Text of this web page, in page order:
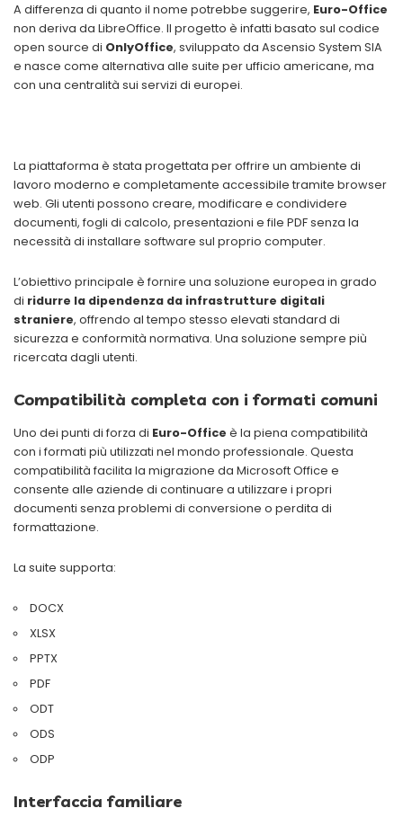
A differenza di quanto il nome potrebbe suggerire, Euro-Office
non deriva da LibreOffice. Il progetto è infatti basato sul codice
open source di OnlyOffice, sviluppato da Ascensio System SIA
e nasce come alternativa alle suite per ufficio americane, ma
con una centralità sui servizi di europei.
La piattaforma è stata progettata per offrire un ambiente di
lavoro moderno e completamente accessibile tramite browser
web. Gli utenti possono creare, modificare e condividere
documenti, fogli di calcolo, presentazioni e file PDF senza la
necessità di installare software sul proprio computer.
L’obiettivo principale è fornire una soluzione europea in grado
di ridurre la dipendenza da infrastrutture digitali
straniere, offrendo al tempo stesso elevati standard di
sicurezza e conformità normativa. Una soluzione sempre più
ricercata dagli utenti.
Compatibilità completa con i formati comuni
Uno dei punti di forza di Euro-Office è la piena compatibilità
con i formati più utilizzati nel mondo professionale. Questa
compatibilità facilita la migrazione da Microsoft Office e
consente alle aziende di continuare a utilizzare i propri
documenti senza problemi di conversione o perdita di
formattazione.
La suite supporta:
DOCX
XLSX
PPTX
PDF
ODT
ODS
ODP
Interfaccia familiare